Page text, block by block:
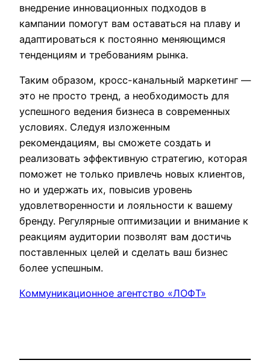
внедрение инновационных подходов в
кампании помогут вам оставаться на плаву и
адаптироваться к постоянно меняющимся
тенденциям и требованиям рынка.
Таким образом, кросс-канальный маркетинг —
это не просто тренд, а необходимость для
успешного ведения бизнеса в современных
условиях. Следуя изложенным
рекомендациям, вы сможете создать и
реализовать эффективную стратегию, которая
поможет не только привлечь новых клиентов,
но и удержать их, повысив уровень
удовлетворенности и лояльности к вашему
бренду. Регулярные оптимизации и внимание к
реакциям аудитории позволят вам достичь
поставленных целей и сделать ваш бизнес
более успешным.
Коммуникационное агентство «ЛОФТ»